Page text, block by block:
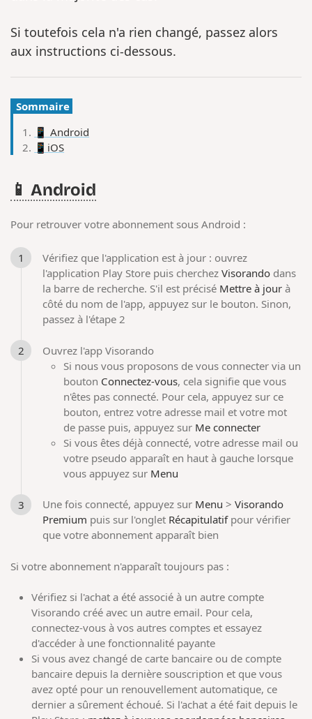
Si toutefois cela n'a rien changé, passez alors
aux instructions ci-dessous.
Sommaire
📱 Android
📱iOS
📱 Android
Pour retrouver votre abonnement sous Android :
Vérifiez que l'application est à jour : ouvrez
l'application Play Store puis cherchezVisorando dans
la barre de recherche. S'il est précisé Mettre à jour à
côté du nom de l'app, appuyez sur le bouton. Sinon,
passez à l'étape 2
Ouvrez l'app Visorando
Si nous vous proposons de vous connecter via un
bouton Connectez-vous, cela signifie que vous
n'êtes pas connecté. Pour cela, appuyez sur ce
bouton, entrez votre adresse mail et votre mot
de passe puis, appuyez sur Me connecter
Si vous êtes déjà connecté, votre adresse mail ou
votre pseudo apparaît en haut à gauche lorsque
vous appuyez sur Menu
Une fois connecté, appuyez sur Menu >Visorando
Premium puis sur l'onglet Récapitulatifpour vérifier
que votre abonnement apparaît bien
Si votre abonnement n'apparaît toujours pas :
Vérifiez si l'achat a été associé à un autre compte
Visorando créé avec un autre email. Pour cela,
connectez-vous à vos autres comptes et essayez
d'accéder à une fonctionnalité payante
Si vous avez changé de carte bancaire ou de compte
bancaire depuis la dernière souscription et que vous
avez opté pour un renouvellement automatique, ce
dernier a sûrement échoué. Si l'achat a été fait depuis le